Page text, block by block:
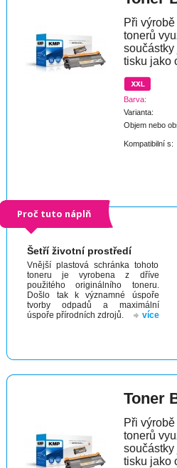
Při
tonerů
součástky
tisku jako
Barva:
Varianta:
Objem nebo
Kompatibilní s:
Proč tuto náplň
Šetří životní prostředí
Vnější plastová schránka tohoto
toneru je vyrobena z dříve
použitého originálního toneru.
Došlo tak k významné úspoře
tvorby odpadů a maximální
úspoře přírodních zdrojů.
více
Toner
Při
tonerů
součástky
tisku jako